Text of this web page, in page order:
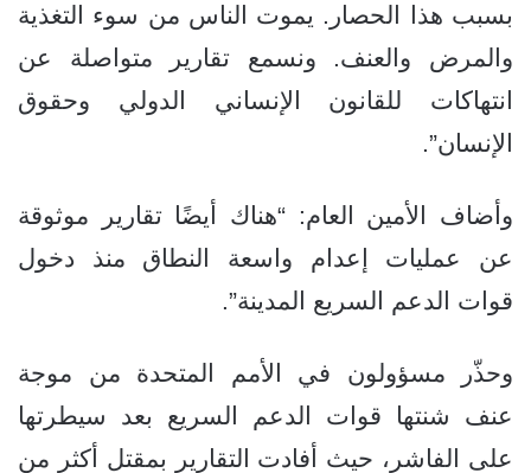
بسبب هذا الحصار. يموت الناس من سوء التغذية
والمرض والعنف. ونسمع تقارير متواصلة عن
انتهاكات للقانون الإنساني الدولي وحقوق
الإنسان”.
وأضاف الأمين العام: “هناك أيضًا تقارير موثوقة
عن عمليات إعدام واسعة النطاق منذ دخول
قوات الدعم السريع المدينة”.
وحذّر مسؤولون في الأمم المتحدة من موجة
عنف شنتها قوات الدعم السريع بعد سيطرتها
على الفاشر، حيث أفادت التقارير بمقتل أكثر من